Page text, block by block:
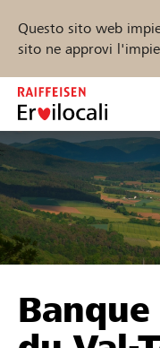
Questo sito web
sito ne approvi
Zum
Inhalt
springen
Sostenere
Trova progetti e